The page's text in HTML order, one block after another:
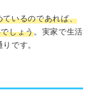
ているのであれば、
しょう。実家で生活
です。